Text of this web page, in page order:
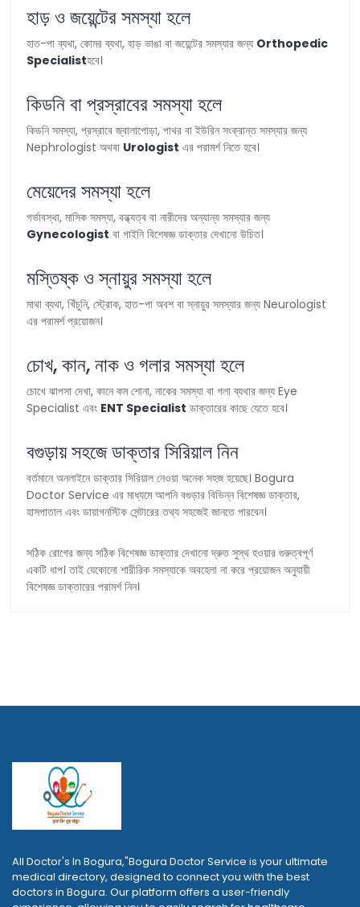
হাড় ও জয়েন্টের সমস্যা হলে
হাত-পা ব্যথা, কোমর ব্যথা, হাড় ভাঙা বা জয়েন্টের সমস্যার জন্য Orthopedic
Specialistহবে।
কিডনি বা প্রস্রাবের সমস্যা হলে
কিডনি সমস্যা, প্রস্রাবে জ্বালাপোড়া, পাথর বা ইউরিন সংক্রান্ত সমস্যার জন্য
Nephrologist অথবা Urologist এর পরামর্শ নিতে হবে।
মেয়েদের সমস্যা হলে
গর্ভাবস্থা, মাসিক সমস্যা, বন্ধ্যত্ব বা নারীদের অন্যান্য সমস্যার জন্য
Gynecologist বা গাইনি বিশেষজ্ঞ ডাক্তার দেখানো উচিত।
মস্তিষ্ক ও স্নায়ুর সমস্যা হলে
মাথা ব্যথা, খিঁচুনি, স্ট্রোক, হাত-পা অবশ বা স্নায়ুর সমস্যার জন্য Neurologist
এর পরামর্শ প্রয়োজন।
চোখ, কান, নাক ও গলার সমস্যা হলে
চোখে ঝাপসা দেখা, কানে কম শোনা, নাকের সমস্যা বা গলা ব্যথার জন্য Eye
Specialist এবং ENT Specialist ডাক্তারের কাছে যেতে হবে।
বগুড়ায় সহজে ডাক্তার সিরিয়াল নিন
বর্তমানে অনলাইনে ডাক্তার সিরিয়াল নেওয়া অনেক সহজ হয়েছে। Bogura
Doctor Service এর মাধ্যমে আপনি বগুড়ার বিভিন্ন বিশেষজ্ঞ ডাক্তার,
হাসপাতাল এবং ডায়াগনস্টিক সেন্টারের তথ্য সহজেই জানতে পারবেন।
সঠিক রোগের জন্য সঠিক বিশেষজ্ঞ ডাক্তার দেখানো দ্রুত সুস্থ হওয়ার গুরুত্বপূর্ণ
একটি ধাপ। তাই যেকোনো শারীরিক সমস্যাকে অবহেলা না করে প্রয়োজন অনুযায়ী
বিশেষজ্ঞ ডাক্তারের পরামর্শ নিন।
All Doctor's In Bogura,"Bogura Doctor Service is your ultimate
medical directory, designed to connect you with the best
doctors in Bogura. Our platform offers a user-friendly